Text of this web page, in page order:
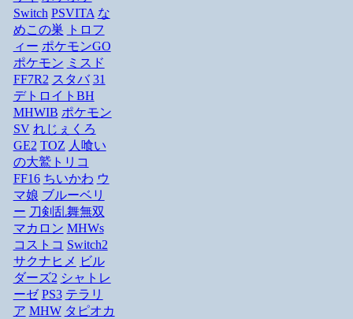
Switch PSVITA な
めこの巣
トロフ
ィー ポケモンGO
ポケモン ミスド
FF7R2 スタバ 31
デトロイトBH
MHWIB ポケモン
SV れじぇくろ
GE2 TOZ 人喰い
の大鷲トリコ
FF16 ちいかわ ウ
マ娘 ブルーベリ
ー 刀剣乱舞無双
マカロン MHWs
コストコ Switch2
サクナヒメ ビル
ダーズ2 シャトレ
ーゼ PS3 テラリ
ア MHW タピオカ